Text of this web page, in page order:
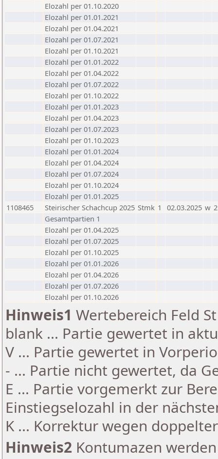
Elozahl per 01.10.2020
Elozahl per 01.01.2021
Elozahl per 01.04.2021
Elozahl per 01.07.2021
Elozahl per 01.10.2021
Elozahl per 01.01.2022
Elozahl per 01.04.2022
Elozahl per 01.07.2022
Elozahl per 01.10.2022
Elozahl per 01.01.2023
Elozahl per 01.04.2023
Elozahl per 01.07.2023
Elozahl per 01.10.2023
Elozahl per 01.01.2024
Elozahl per 01.04.2024
Elozahl per 01.07.2024
Elozahl per 01.10.2024
Elozahl per 01.01.2025
1108465
Steirischer Schachcup 2025 Stmk 1 02.03.2025 w
Gesamtpartien 1
Elozahl per 01.04.2025
Elozahl per 01.07.2025
Elozahl per 01.10.2025
Elozahl per 01.01.2026
Elozahl per 01.04.2026
Elozahl per 01.07.2026
Elozahl per 01.10.2026
Hinweis1 Wertebereich Feld
blank ... Partie gewertet in
V ... Partie gewertet in
- ... Partie nicht gewertet, da
E ... Partie vorgemerkt zur
Einstiegselozahl in der
K ... Korrektur wegen
Hinweis2 Kontumazen